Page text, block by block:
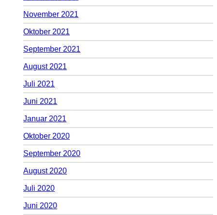
November 2021
Oktober 2021
September 2021
August 2021
Juli 2021
Juni 2021
Januar 2021
Oktober 2020
September 2020
August 2020
Juli 2020
Juni 2020